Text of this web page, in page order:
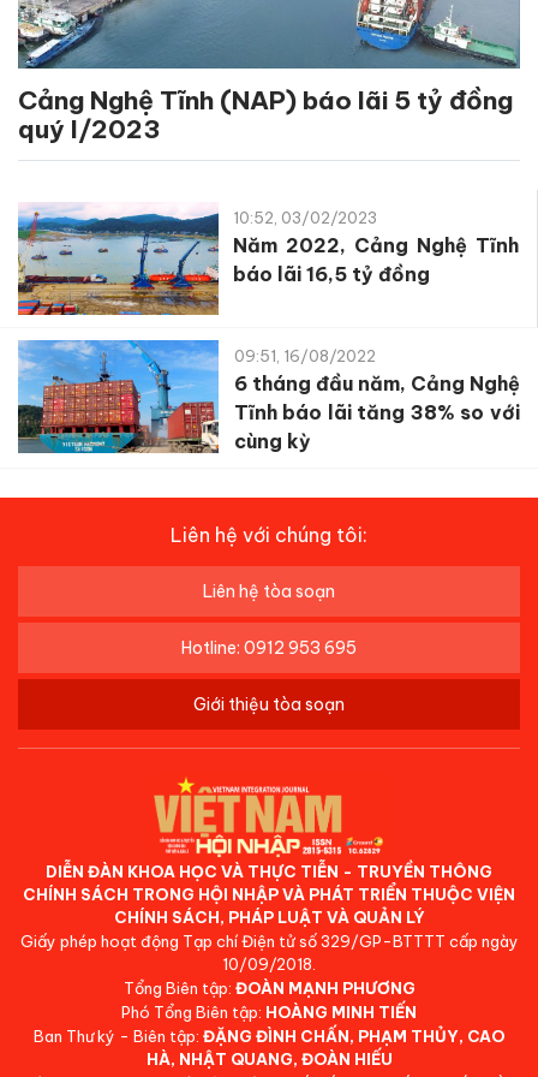
Cảng Nghệ Tĩnh (NAP) báo lãi 5 tỷ đồng
quý I/2023
10:52, 03/02/2023
Năm 2022, Cảng Nghệ Tĩnh
báo lãi 16,5 tỷ đồng
09:51, 16/08/2022
6 tháng đầu năm, Cảng Nghệ
Tĩnh báo lãi tăng 38% so với
cùng kỳ
Liên hệ với chúng tôi:
Liên hệ tòa soạn
Hotline: 0912 953 695
Giới thiệu tòa soạn
DIỄN ĐÀN KHOA HỌC VÀ THỰC TIỄN - TRUYỀN THÔNG
CHÍNH SÁCH TRONG HỘI NHẬP VÀ PHÁT TRIỂN THUỘC VIỆN
CHÍNH SÁCH, PHÁP LUẬT VÀ QUẢN LÝ
Giấy phép hoạt động Tạp chí Điện tử số 329/GP-BTTTT cấp ngày
10/09/2018.
Tổng Biên tập: ĐOÀN MẠNH PHƯƠNG
Phó Tổng Biên tập: HOÀNG MINH TIẾN
Ban Thư ký - Biên tập: ĐẶNG ĐÌNH CHẤN, PHẠM THỦY, CAO
HÀ, NHẬT QUANG, ĐOÀN HIẾU